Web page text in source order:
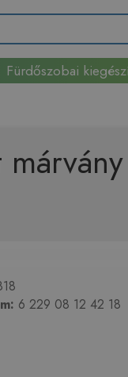
Fürdőszobai
6 229 08 12 42 18